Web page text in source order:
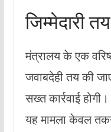
जिम्मेदारी
मंत्रालय के एक
जवाबदेही तय की
सख्त कार्रवाई
यह मामला केवल